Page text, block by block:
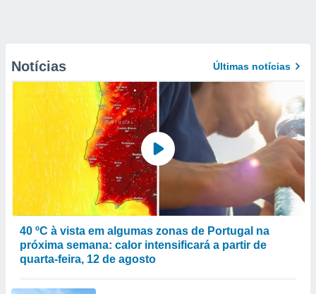
Notícias Últimas notícias
40 ºC à vista em algumas zonas de Portugal na
próxima semana: calor intensificará a partir de
quarta-feira, 12 de agosto